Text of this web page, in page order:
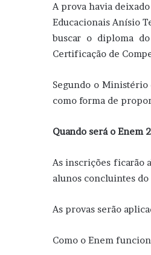
A prova havia
Educacionais Anísio
buscar o diploma
Certificação de
Segundo o Ministério
como forma de
Quando será o Enem
As inscrições ficarão
alunos concluintes
As provas serão
Como o Enem